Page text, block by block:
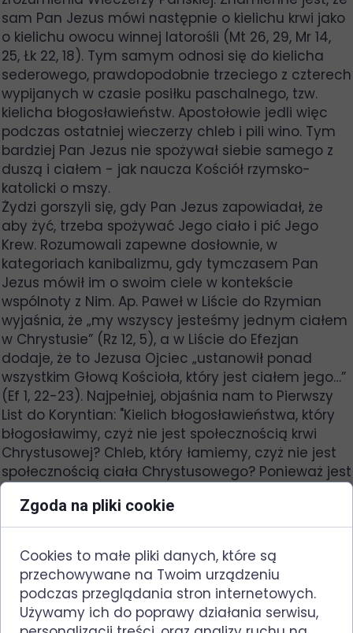
sam Pan Jezus mówi następnie o kielichu krwi jako
o kielichu owocu winnej latorośli (Mt 26, 29, Mr 14,
25, Łk 22, 18). Tym samym odnosi się do kielicha
sederowego, prawdopodobnie trzeciego z czterech
wypijanych w czasie posiłku paschalnego, tzw.
kielicha błogosławieństw. Apostołowie jedli więc
podczas ostatniej wieczerzy chleb i pili wino. Tym
bardziej Pan Jezus nie spożywał siebie samego z
duszą i ciałem - jak naucza Kościół rzymsko-
katolicki o mszy.
Żydzi gorszyli się, gdy Pan Jezus zapowiadał, że
aby żyć, trzeba spożywać Jego ciało i pić Jego
Krew. Rozumowali zapewne dosłownie, w
kategoriach kanibalizmu, gdy tymczasem Pan
Jezus mówił im o swoim ciele w kontekście
wspólnoty z Nim. Ap. Paweł w Liście do Rzymian
wyjaśnia, że „my wszyscy jesteśmy jednym ciałem
w Chrystusie” (Rz 12, 5), a w Liście do Efezjan
dodaje, że to Jezusa Ojciec „ustanowił ponad
wszystkim Głową Kościoła, który jest ciałem jego…”
(Ef 1, 22-23). Najpełniej, objaśnia nam to Pierwszy
List do Koryntian: "Kielich błogosławieństwa, który
błogosławimy, czyż nie jest społecznością krwi
Chrystusowej? Chleb, który łamiemy, czyż nie jest
społecznością ciała Chrystusowego? Ponieważ jest
jeden chleb, my, ilu nas jest, stanowimy jedno
ciało, wszyscy bowiem jesteśmy uczestnikami
jednego chleba" (1Kor 10, 16-17). Nie ma tu mowy o
spożywaniu w dosłownym znaczeniu ciała i krwi
ani w znaczenie substancjalnym pod postacią
chleba i wina, ale jest mowa o włączeniu nas
wszystkich w Jego ciało. W innym obrazie Pan
mówi o sobie jako o krzewie winnym a o nas jako
Zgoda na pliki cookie
Cookies to małe pliki danych, które są
przechowywane na Twoim urządzeniu
podczas przeglądania stron internetowych.
Używamy ich do poprawy działania serwisu,